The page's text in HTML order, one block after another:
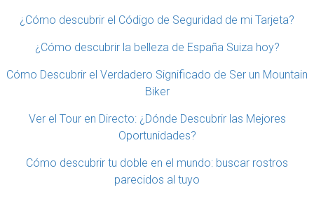
¿Cómo descubrir el Código de Seguridad de mi Tarjeta?
¿Cómo descubrir la belleza de España Suiza hoy?
Cómo Descubrir el Verdadero Significado de Ser un Mountain
Biker
Ver el Tour en Directo: ¿Dónde Descubrir las Mejores
Oportunidades?
Cómo descubrir tu doble en el mundo: buscar rostros
parecidos al tuyo